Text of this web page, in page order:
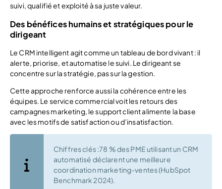
suivi, qualifié et exploité à sa juste valeur.
Des bénéfices humains et stratégiques pour le
dirigeant
Le CRM intelligent agit comme un tableau de bord vivant : il
alerte, priorise, et automatise le suivi. Le dirigeant se
concentre sur la stratégie, pas sur la gestion.
Cette approche renforce aussi la cohérence entre les
équipes. Le service commercial voit les retours des
campagnes marketing, le support client alimente la base
avec les motifs de satisfaction ou d’insatisfaction.
Chiffres clés :78 % des PME utilisant un CRM
automatisé déclarent une meilleure
coordination marketing-ventes (HubSpot
Benchmark 2024).